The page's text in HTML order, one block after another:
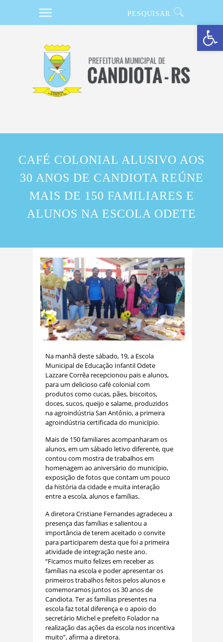
Barra de Ferramentas Aberta
CAFÉ COLONIAL ALUSIVO AOS
30 ANOS DE CANDIOTA REÚNE
MAIS DE 150 FAMILIARES E
ALUNOS NA ESCOLA ODETE
Na manhã deste sábado, 19, a Escola
Municipal de Educação Infantil Odete
Lazzare Corrêa recepcionou pais e alunos,
para um delicioso café colonial com
produtos como cucas, pães, biscoitos,
doces, sucos, queijo e salame, produzidos
na agroindústria San Antônio, a primeira
agroindústria certificada do município.
Mais de 150 familiares acompanharam os
alunos, em um sábado letivo diferente, que
contou com mostra de trabalhos em
homenagem ao aniversário do município,
exposição de fotos que contam um pouco
da história da cidade e muita interação
entre a escola, alunos e famílias.
A diretora Cristiane Fernandes agradeceu a
presença das famílias e salientou a
importância de terem aceitado o convite
para participarem desta que foi a primeira
atividade de integração neste ano.
“Ficamos muito felizes em receber as
famílias na escola e poder apresentar os
primeiros trabalhos feitos pelos alunos e
comemoramos juntos os 30 anos de
Candiota. Ter as famílias presentes na
escola faz total diferença e o apoio do
secretário Michel e prefeito Folador na
realização das ações da escola nos incentiva
muito”, afirma a diretora.